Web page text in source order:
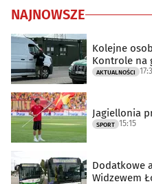
NAJNOWSZE
Kolejne
Kontrole na
AKTUALNOŚCI
Jagiellonia
SPORT 15:15
Dodatkowe
Widzewem